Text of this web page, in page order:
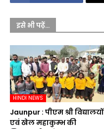
इसे भी पढ़ें...
HINDI NEWS
Jaunpur :​ पीएम श्री विद्यालयों
एवं खेल महाकुम्भ की